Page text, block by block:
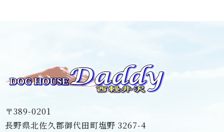
〒389-0201
長野県北佐久郡御代田町塩野 3267-4